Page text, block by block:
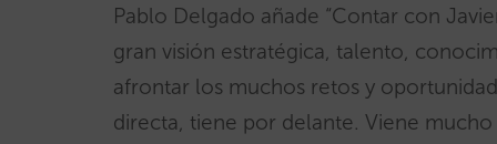
Pablo Delgado añade “Contar con
gran visión estratégica, talento,
afrontar los muchos retos y
directa, tiene por delante. Viene